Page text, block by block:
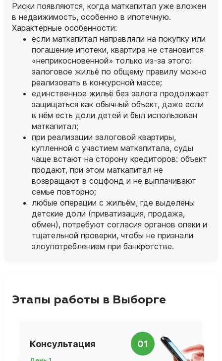
Риски появляются, когда маткапитал уже вложен
в недвижимость, особенно в ипотечную.
Характерные особенности:
если маткапитал направляли на покупку или
погашение ипотеки, квартира не становится
«неприкосновенной» только из‑за этого:
залоговое жильё по общему правилу можно
реализовать в конкурсной массе;
единственное жильё без залога продолжает
защищаться как обычный объект, даже если
в нём есть доли детей и был использован
маткапитал;
при реализации залоговой квартиры,
купленной с участием маткапитала, суды
чаще встают на сторону кредиторов: объект
продают, при этом маткапитал не
возвращают в соцфонд и не выплачивают
семье повторно;
любые операции с жильём, где выделены
детские доли (приватизация, продажа,
обмен), потребуют согласия органов опеки и
тщательной проверки, чтобы не признали
злоупотреблением при банкротстве.
Этапы работы в Выборге
Консультация 01